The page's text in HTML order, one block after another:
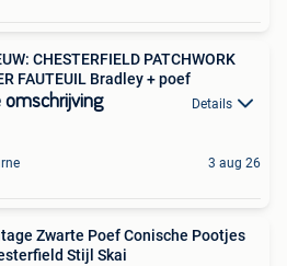
CHESTERFIELD PATCHWORK
FAUTEUIL Bradley + poef
omschrijving Details
3 aug 26
Zwarte Poef Conische Pootjes
Stijl Skai